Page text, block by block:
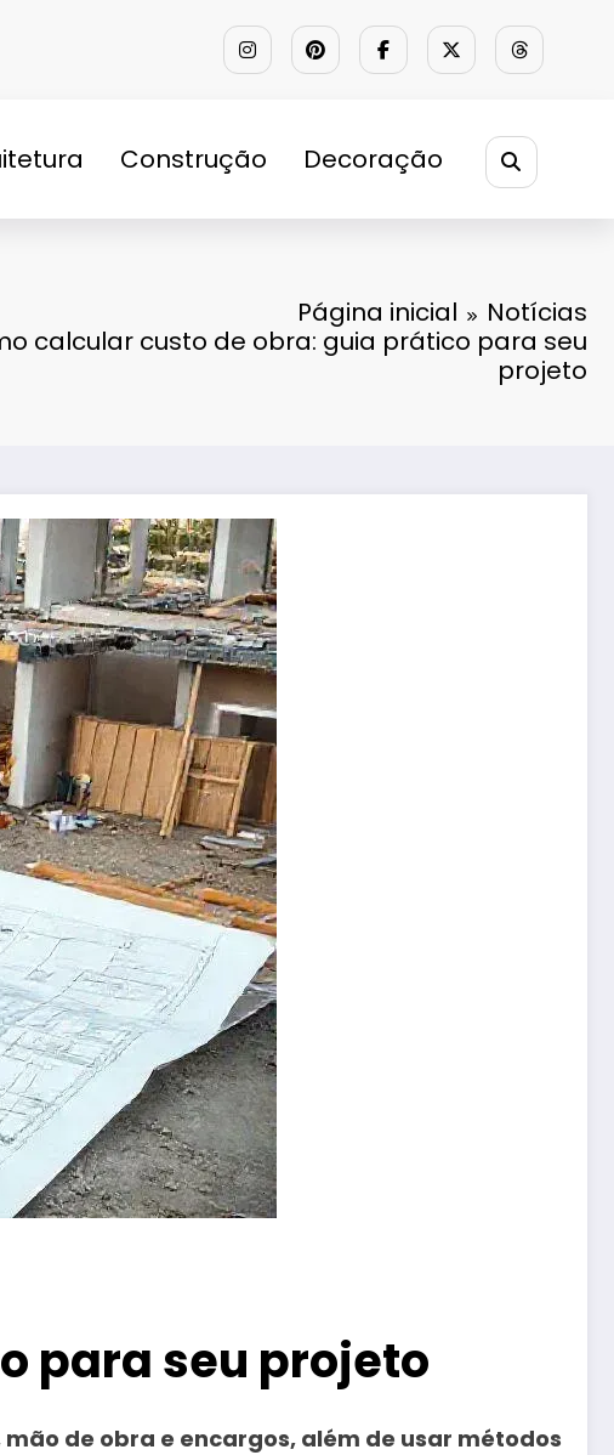
Construção Decoração
Página inicial
Notícias
calcular custo de obra: guia prático para seu
projeto
para seu projeto
de obra e encargos, além de usar métodos